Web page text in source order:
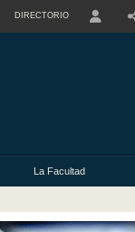
DIRECTORIO
La Facultad